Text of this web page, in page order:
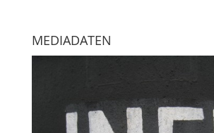
MEDIADATEN